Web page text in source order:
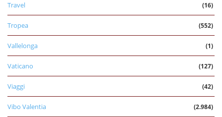
Travel (16)
Tropea (552)
Vallelonga (1)
Vaticano (127)
Viaggi (42)
Vibo Valentia (2.984)